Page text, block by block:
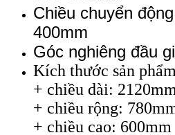
Chiều chuyển
400mm
Góc nghiêng đầu
Kích thước sản
+ chiều dài: 2120mm
+ chiều rộng:
+ chiều cao: 600mm